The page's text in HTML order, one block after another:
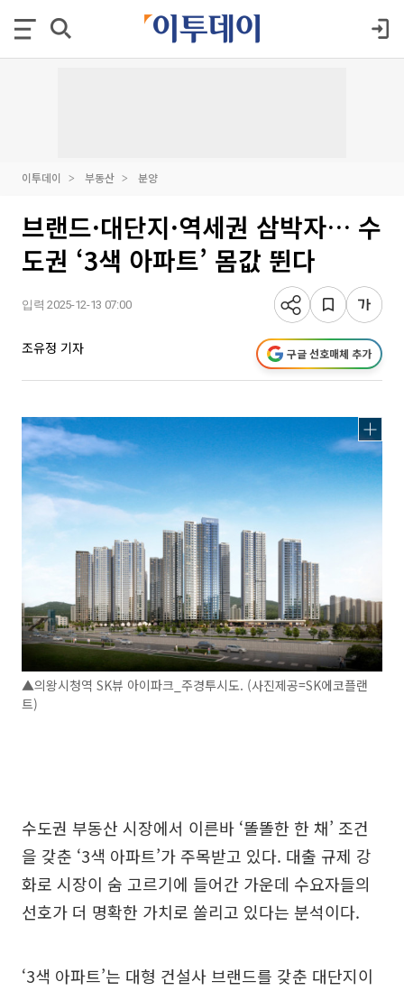
이투데이 부동산 분양
브랜드·대단지·역세권 삼박자… 수
도권 ‘3색 아파트’ 몸값 뛴다
입력 2025-12-13 07:00
조유정 기자 구글 선호매체 추가
▲의왕시청역 SK뷰 아이파크_주경투시도. (사진제공=SK에코플랜
트)
수도권 부동산 시장에서 이른바 ‘똘똘한 한 채’ 조건
을 갖춘 ‘3색 아파트’가 주목받고 있다. 대출 규제 강
화로 시장이 숨 고르기에 들어간 가운데 수요자들의
선호가 더 명확한 가치로 쏠리고 있다는 분석이다.
‘3색 아파트’는 대형 건설사 브랜드를 갖춘 대단지이